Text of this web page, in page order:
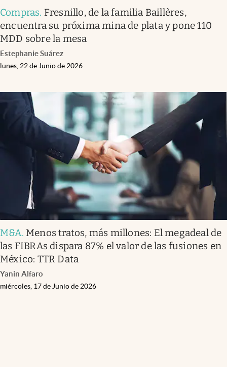
Compras. Fresnillo, de la familia Baillères,
encuentra su próxima mina de plata y pone 110
MDD sobre la mesa
Estephanie Suárez
lunes, 22 de Junio de 2026
M&A. Menos tratos, más millones: El megadeal de
las FIBRAs dispara 87% el valor de las fusiones en
México: TTR Data
Yanin Alfaro
miércoles, 17 de Junio de 2026